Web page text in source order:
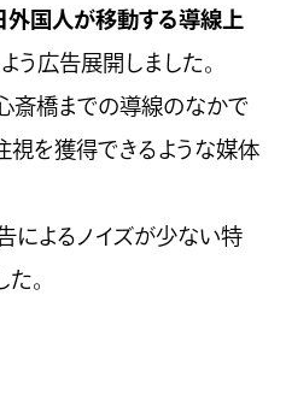
外国人が移動する導線上
う広告展開しました。
斎橋までの導線のなかで
視を獲得できるような媒体
によるノイズが少ない特
。